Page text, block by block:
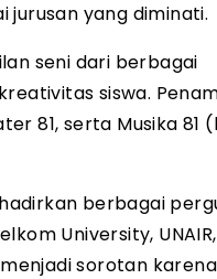
yang diminati.
seni dari berbagai
siswa.
81, serta Musika 81
berbagai
University, UNAIR,
sorotan karena